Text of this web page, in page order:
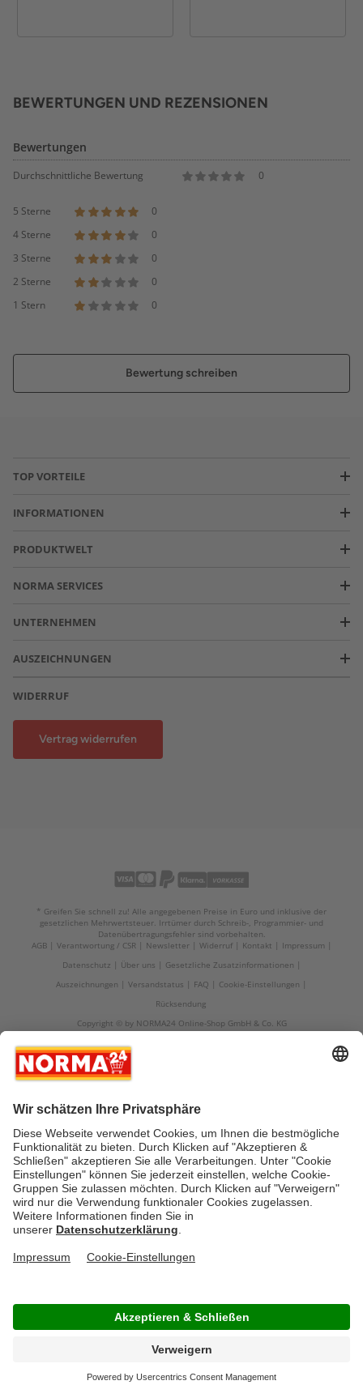
BEWERTUNGEN UND REZENSIONEN
Bewertungen
Durchschnittliche Bewertung 0
5 Sterne
0
4 Sterne
0
3 Sterne
0
2 Sterne
0
1 Stern
0
Bewertung schreiben
TOP VORTEILE
INFORMATIONEN
PRODUKTWELT
NORMA SERVICES
UNTERNEHMEN
AUSZEICHNUNGEN
WIDERRUF
Vertrag widerrufen
* Greifen Sie schnell zu! Alle angegebenen Preise in Euro und inklusive der
gesetzlichen Mehrwertsteuer. Irrtümer durch Schreib-, Programmier- und
Datenübertragungsfehler sind vorbehalten.
AGB
Verantwortung / CSR Newsletter Widerruf Kontakt
Impressum
Datenschutz
Über uns
Gesetzliche Zusatzinformationen
Auszeichnungen
Versandstatus FAQ
Cookie-Einstellungen
Rücksendung
Copyright © by NORMA24 Online-Shop GmbH & Co. KG